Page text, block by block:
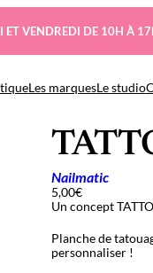
ET VENDREDI DE 10H À
Les marquesLe studio
Nailmatic
5,00€
Un concept
Planche de
personnaliser !